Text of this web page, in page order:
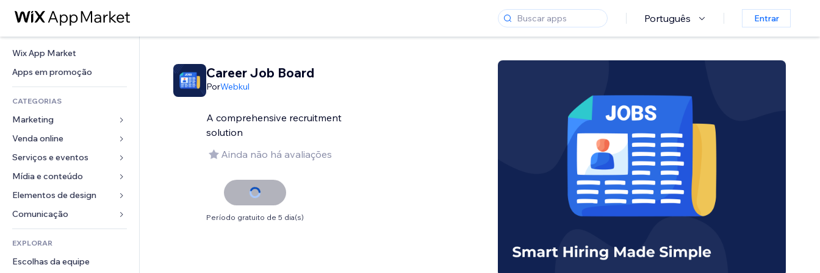
Português Entrar
Wix App Market
Apps em promoção
CATEGORIAS
Marketing
Anúncios
Mobile
Análises
Listas do site
Email
Venda online
Apps para lojas
Frete e entrega
Botões de venda
Contabilidade
Cupons e fidelidade
Serviços e eventos
Hotéis
Eventos
Restaurantes
Imobiliária
Meus agendamentos
Mídia e conteúdo
Galeria
Músicas
Podcasts
Fotografia
Vídeo
Elementos de design
Mapas e navegação
Privacidade e segurança
Relógio
Templates de página
Formulários
Enquetes
EXPLORAR
Escolhas da equipe
Career Job Board
PorWebkul
A comprehensive recruitment
solution
Ainda não há avaliações
Período gratuito de 5 dia(s)